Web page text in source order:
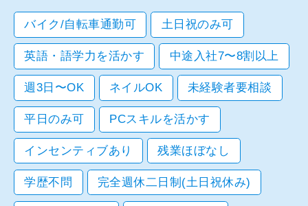
バイク/自転車通勤可 土日祝のみ可
英語・語学力を活かす 中途入社7〜8割以上
週3日〜OK ネイルOK 未経験者要相談
平日のみ可 PCスキルを活かす
インセンティブあり 残業ほぼなし
学歴不問 完全週休二日制(土日祝休み)